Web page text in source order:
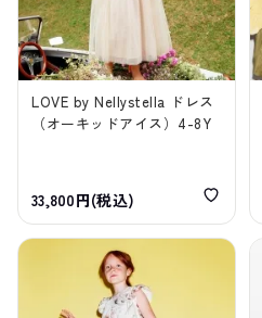
LOVE by Nellystella ドレス
（オーキッドアイス）4-8Y
33,800円(税込)